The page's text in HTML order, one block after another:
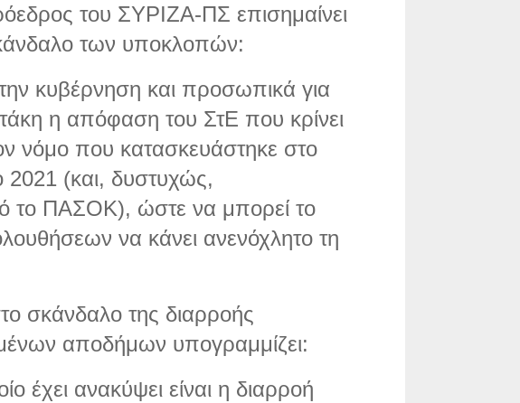
του ΣΥΡΙΖΑ-ΠΣ επισημαίνει
των υποκλοπών:
κυβέρνηση και προσωπικά για
η απόφαση του ΣτΕ που κρίνει
νόμο που κατασκευάστηκε στο
(και, δυστυχώς,
το ΠΑΣΟΚ), ώστε να μπορεί το
να κάνει ανενόχλητο τη
σκάνδαλο της διαρροής
αποδήμων υπογραμμίζει:
έχει ανακύψει είναι η διαρροή